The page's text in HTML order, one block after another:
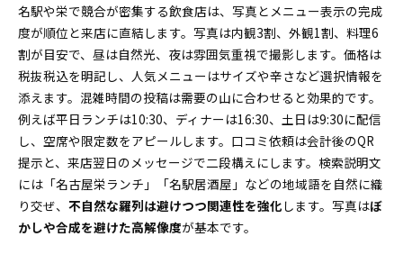
名駅や栄で競合が密集する飲食店は、写真とメニュー表示の完成
度が順位と来店に直結します。写真は内観3割、外観1割、料理6
割が目安で、昼は自然光、夜は雰囲気重視で撮影します。価格は
税抜税込を明記し、人気メニューはサイズや辛さなど選択情報を
添えます。混雑時間の投稿は需要の山に合わせると効果的です。
例えば平日ランチは10:30、ディナーは16:30、土日は9:30に配信
し、空席や限定数をアピールします。口コミ依頼は会計後のQR
提示と、来店翌日のメッセージで二段構えにします。検索説明文
には「名古屋栄ランチ」「名駅居酒屋」などの地域語を自然に織
り交ぜ、 不自然な羅列は避けつつ関連性を強化 します。写真はぼ
かしや合成を避けた高解像度が基本です。